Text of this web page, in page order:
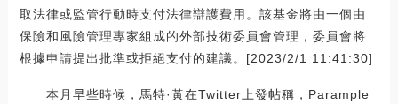
取法律或監管行動時支付法律辯護費用。該基金將由一個由
保險和風險管理專家組成的外部技術委員會管理，委員會將
根據申請提出批準或拒絕支付的建議。[2023/2/1 11:41:30]
本月早些時候，馬特·黃在Twitter上發帖稱，Parample